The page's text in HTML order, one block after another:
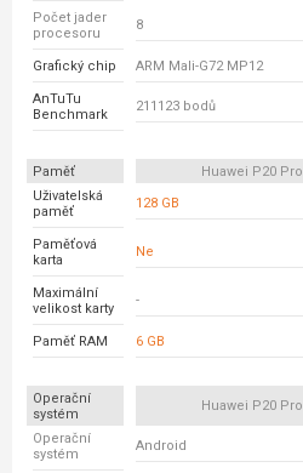
Počet jader
procesoru
8
Grafický chip ARM Mali-G72 MP12
AnTuTu
Benchmark
211123 bodů
Paměť Huawei P20 Pro
Uživatelská
paměť
128 GB
Paměťová
karta
Ne
Maximální
velikost karty
-
Paměť RAM 6 GB
Operační
systém
Huawei P20 Pro
Operační
systém
Android